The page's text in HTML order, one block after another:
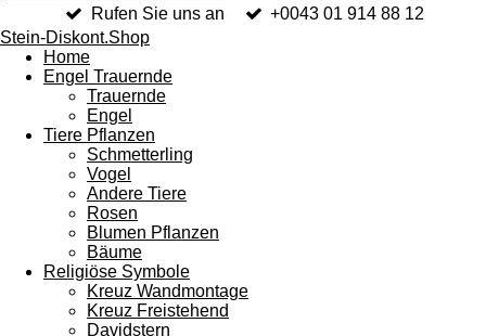
Rufen Sie uns an
+0043 01 914 88 12
Stein-Diskont.Shop
Home
Engel Trauernde
Trauernde
Engel
Tiere Pflanzen
Schmetterling
Vogel
Andere Tiere
Rosen
Blumen Pflanzen
Bäume
Religiöse Symbole
Kreuz Wandmontage
Kreuz Freistehend
Davidstern